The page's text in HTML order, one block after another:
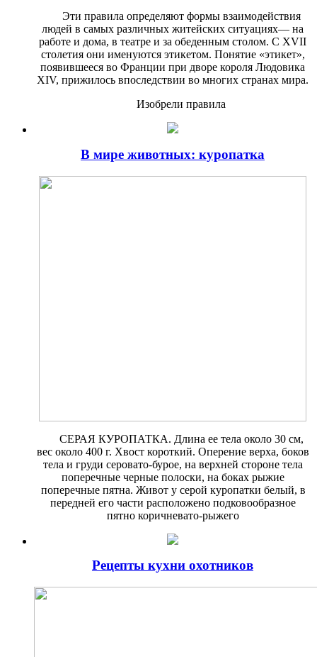
Эти правила определяют формы взаимодействия
людей в самых различных житейских ситуациях— на
работе и дома, в театре и за обеденным столом. С XVII
столетия они именуются этикетом. Понятие «этикет»,
появившееся во Франции при дворе короля Людовика
XIV, прижилось впоследствии во многих странах мира.
Изобрели правила
В мире животных: куропатка
СЕРАЯ КУРОПАТКА. Длина ее тела около 30 см,
вес около 400 г. Хвост короткий. Оперение верха, боков
тела и груди серовато-бурое, на верхней стороне тела
поперечные черные полоски, на боках рыжие
поперечные пятна. Живот у серой куропатки белый, в
передней его части расположено подковообразное
пятно коричневато-рыжего
Рецепты кухни охотников